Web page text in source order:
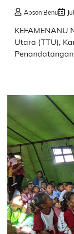
Apson Benu
KEFAMENANU
Utara (TTU),